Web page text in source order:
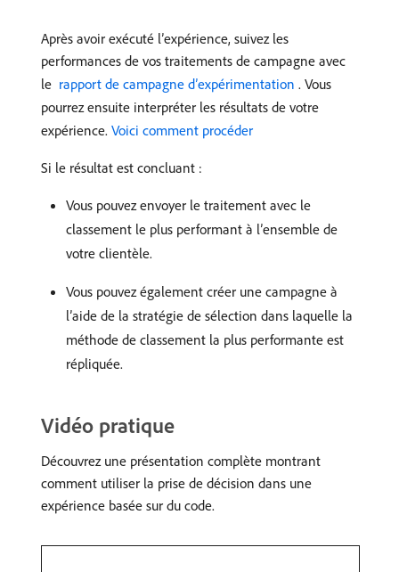
Après avoir exécuté l’expérience, suivez les
performances de vos traitements de campagne avec
le ​ rapport de campagne d’expérimentation ​ . Vous
pourrez ensuite interpréter les résultats de votre
expérience. Voici comment procéder
Si le résultat est concluant :
Vous pouvez envoyer le traitement avec le
classement le plus performant à l’ensemble de
votre clientèle.
Vous pouvez également créer une campagne à
l’aide de la stratégie de sélection dans laquelle la
méthode de classement la plus performante est
répliquée.
Vidéo pratique
Découvrez une présentation complète montrant
comment utiliser la prise de décision dans une
expérience basée sur du code.